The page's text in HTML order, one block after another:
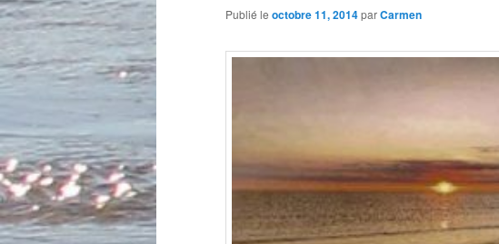
Publié le octobre 11, 2014parCarmen